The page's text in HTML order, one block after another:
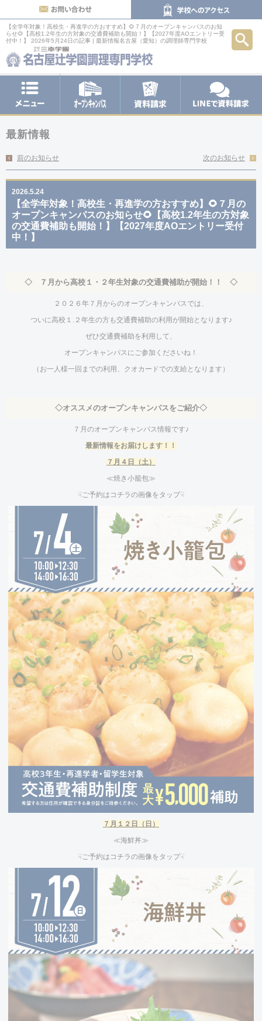
【全学年対象！高校生・再進学の方おすすめ】🌻７月のオープンキャンパスのお知
らせ🌻【高校1.2年生の方対象の交通費補助も開始！】【2027年度AOエントリー受
付中！】 2026年5月24日の記事 | 最新情報名古屋（愛知）の調理師専門学校
お問い合わせ
最新情報
前のお知らせ 次のお知らせ
2026.5.24
【全学年対象！高校生・再進学の方おすすめ】🌻７月の
オープンキャンパスのお知らせ🌻【高校1.2年生の方対象
の交通費補助も開始！】【2027年度AOエントリー受付
中！】
◇ ７月から高校１・２年生対象の交通費補助が開始！！ ◇
２０２６年７月からのオープンキャンパスでは、
ついに高校１.２年生の方も交通費補助の利用が開始となります♪
ぜひ交通費補助を利用して、
オープンキャンパスにご参加くださいね！
（お一人様一回までの利用、クオカードでの支給となります）
◇オススメのオープンキャンパスをご紹介◇
７月のオープンキャンパス情報です♪
最新情報をお届けし ます！！
７ 月４ 日（土）
≪焼き小籠包≫
☟ご予約はコチラの画像をタップ☟
７ 月１２日（日）
≪海鮮丼≫
☟ご予約はコチラの画像をタップ☟